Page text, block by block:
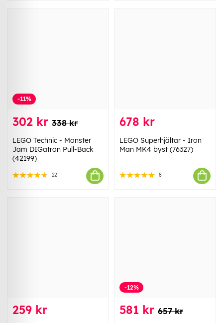
-11%
302 kr 338 kr
LEGO Technic - Monster
Jam DIGatron Pull-Back
(42199)
22
678 kr
LEGO Superhjältar - Iron
Man MK4 byst (76327)
8
259 kr
-12%
581 kr 657 kr